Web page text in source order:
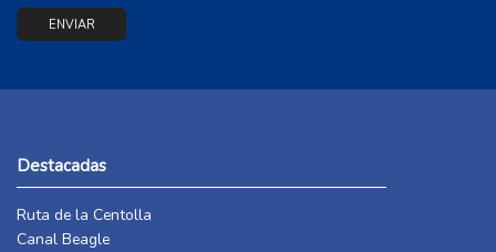
Destacadas
Ruta de la Centolla
Canal Beagle